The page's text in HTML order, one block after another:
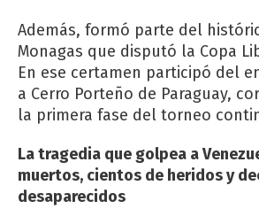
Además, formó parte del
Monagas que disputó la Copa
En ese certamen participó del
a Cerro Porteño de Paraguay,
la primera fase del torneo
La tragedia que golpea a
muertos, cientos de heridos y
desaparecidos